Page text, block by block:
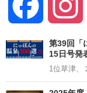
Facebook
第39回「
15日号発
1位草津、